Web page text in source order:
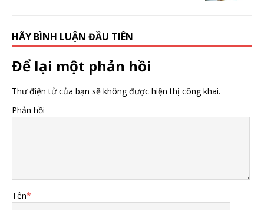
HÃY BÌNH LUẬN ĐẦU TIÊN
Để lại một phản hồi
Thư điện tử của bạn sẽ không được hiện thị công khai.
Phản hồi
Tên*